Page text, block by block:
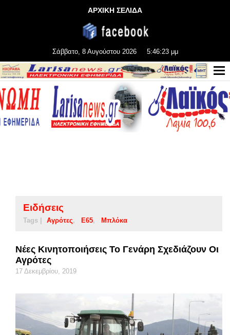
ΑΡΧΙΚΗ ΣΕΛΙΔΑ
Σάββατο, 8 Αυγούστου 2026 5:46:24 μμ
Ειδήσεις
Tags | Αγρότες Ε65 Μπλόκα
Νέες Κινητοποιήσεις Το Γενάρη Σχεδιάζουν Οι
Αγρότες
17 Δεκεμβρίου, 2019